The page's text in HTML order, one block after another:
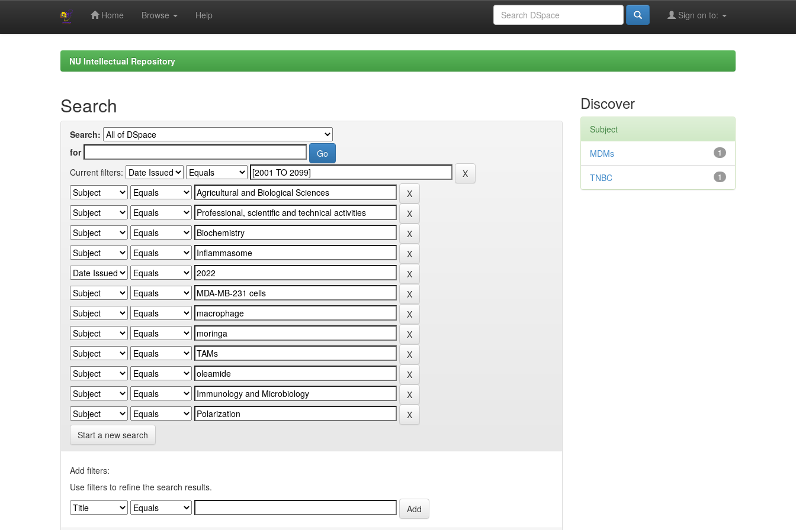
Home Browse Help Sign on to:
NU Intellectual Repository
Search
Search:
for
Current filters:
Start a new search
Add filters:
Use filters to refine the search results.
Discover
Subject
1
MDMs
1
TNBC